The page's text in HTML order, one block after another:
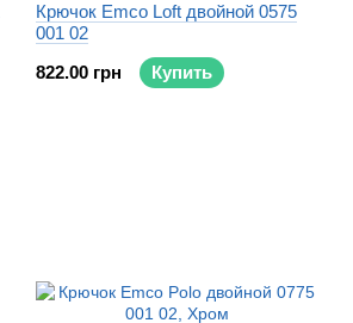
Крючок Emco Loft двойной 0575
001 02
822.00 грн
Купить